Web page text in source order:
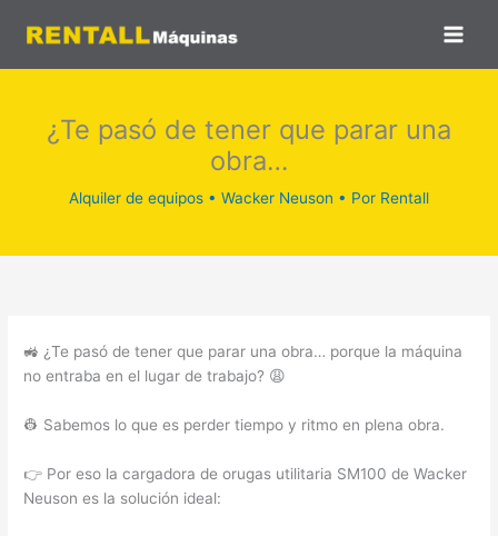
¿Te pasó de tener que parar una
obra…
Alquiler de equipos • Wacker Neuson • Por Rentall
🚜 ¿Te pasó de tener que parar una obra… porque la máquina
no entraba en el lugar de trabajo? 😩
👷 Sabemos lo que es perder tiempo y ritmo en plena obra.
👉 Por eso la cargadora de orugas utilitaria SM100 de Wacker
Neuson es la solución ideal: